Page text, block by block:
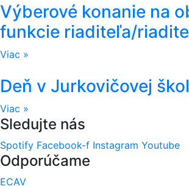
Výberové konanie na
funkcie riaditeľa/
Viac »
Deň v Jurkovičovej
Viac »
Sledujte nás
Spotify Facebook-f Instagram Youtube
Odporúčame
ECAV